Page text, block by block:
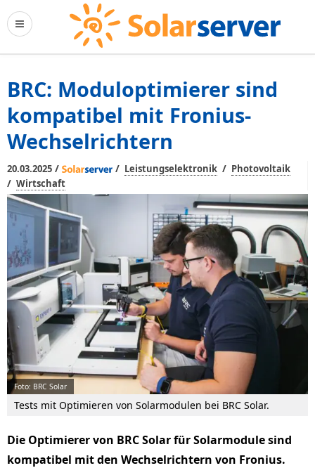
BRC: Moduloptimierer sind
kompatibel mit Fronius-
Wechselrichtern
20.03.2025 / / Leistungselektronik / Photovoltaik
/ Wirtschaft
Foto: BRC Solar
Tests mit Optimieren von Solarmodulen bei BRC Solar.
Die Optimierer von BRC Solar für Solarmodule sind
kompatibel mit den Wechselrichtern von Fronius.